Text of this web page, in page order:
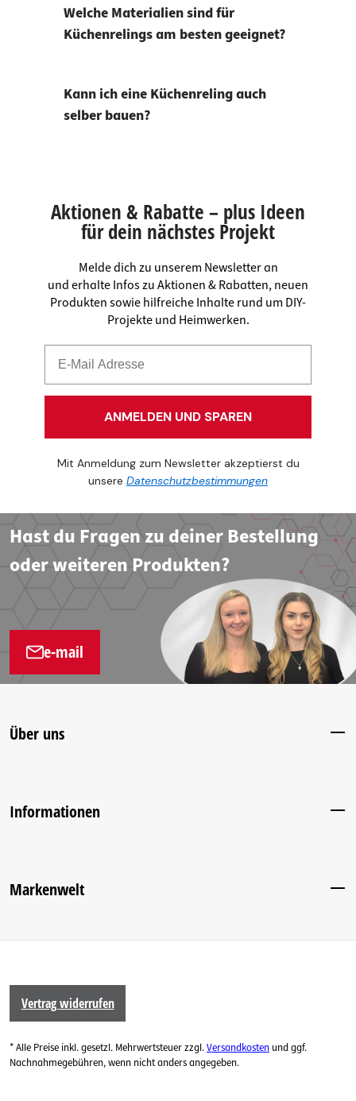
Welche Materialien sind für
Küchenrelings am besten geeignet?
Kann ich eine Küchenreling auch
selber bauen?
Aktionen & Rabatte – plus Ideen
für dein nächstes Projekt
Melde dich zu unserem Newsletter an
und erhalte Infos zu Aktionen & Rabatten, neuen
Produkten sowie hilfreiche Inhalte rund um DIY-
Projekte und Heimwerken.
ANMELDEN UND SPAREN
Mit Anmeldung zum Newsletter akzeptierst du
unsere Datenschutzbestimmungen
Hast du Fragen zu deiner Bestellung
oder weiteren Produkten?
e-mail
Über uns
Informationen
Markenwelt
Vertrag widerrufen
* Alle Preise inkl. gesetzl. Mehrwertsteuer zzgl.Versandkosten und ggf.
Nachnahmegebühren, wenn nicht anders angegeben.